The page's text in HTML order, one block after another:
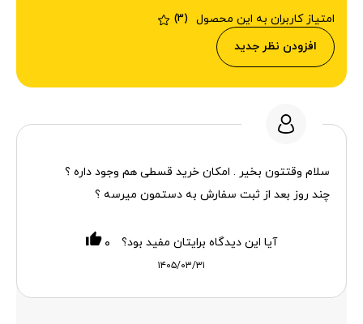
امتیاز کاربران به این محصول
(3)
افزودن نظر جدید
سلام وقتتون بخیر . امکان خرید قسطی هم وجود داره ؟
چند روز بعد از ثبت سفارش به دستمون میرسه ؟
۱۴۰۵/۰۳/۳۱
آیا این دیدگاه برایتان مفید بود؟ ۰